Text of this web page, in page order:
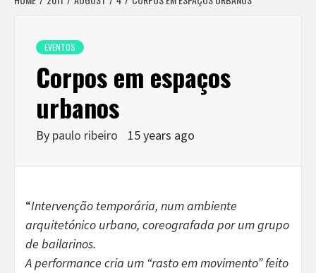
EVENTOS
Corpos em espaços
urbanos
By paulo ribeiro 15 years ago
“Intervenção temporária, num ambiente
arquitetónico urbano, coreografada por um grupo
de bailarinos.
A performance cria um “rasto em movimento” feito